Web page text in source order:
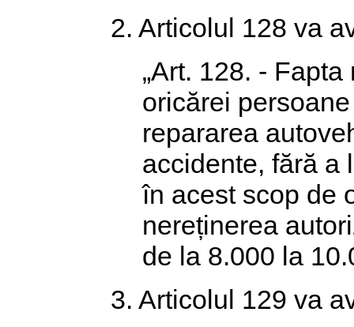
2. Articolul 128 va
„Art. 128. -
oricărei
repararea
accidente, fără a
în acest scop de
nereținerea
de la 8.000 la
3. Articolul 129 va